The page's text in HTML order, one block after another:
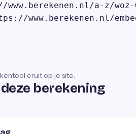
a-z/woz-
www.berekenen.nl/
eruit op je site:
berekening